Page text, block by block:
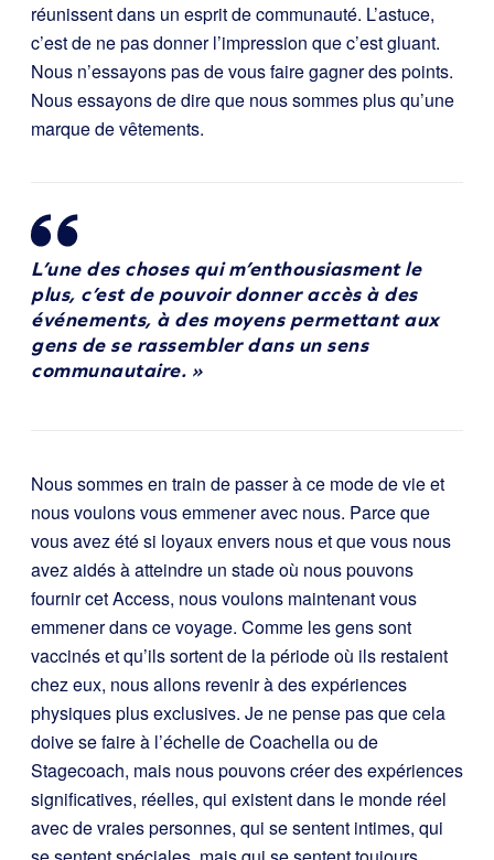
réunissent dans un esprit de communauté. L’astuce,
c’est de ne pas donner l’impression que c’est gluant.
Nous n’essayons pas de vous faire gagner des points.
Nous essayons de dire que nous sommes plus qu’une
marque de vêtements.
L’une des choses qui m’enthousiasment le
plus, c’est de pouvoir donner accès à des
événements, à des moyens permettant aux
gens de se rassembler dans un sens
communautaire. »
Nous sommes en train de passer à ce mode de vie et
nous voulons vous emmener avec nous. Parce que
vous avez été si loyaux envers nous et que vous nous
avez aidés à atteindre un stade où nous pouvons
fournir cet Access, nous voulons maintenant vous
emmener dans ce voyage. Comme les gens sont
vaccinés et qu’ils sortent de la période où ils restaient
chez eux, nous allons revenir à des expériences
physiques plus exclusives. Je ne pense pas que cela
doive se faire à l’échelle de Coachella ou de
Stagecoach, mais nous pouvons créer des expériences
significatives, réelles, qui existent dans le monde réel
avec de vraies personnes, qui se sentent intimes, qui